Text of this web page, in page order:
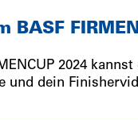
BASF
2024
und dein